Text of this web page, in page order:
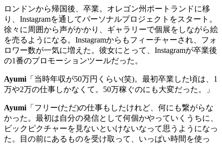
ロンドンから帰国後、卒業。オレゴン州ポートランドに移
り、 Instagramを通してパーソナルプロジェクトをスタート。
徐々に周囲から声がかかり、ギャラリーで個展をしながら絵
を売るようになる。 Instagramからもフィーチャーされ、フォ
ロワー数が一気に増えた。彼女にとって、 Instagramが卒業後
の1番のプロモーションツールだった。
Ayumi 「当時年収が50万円くらい(笑)。最初卒業した頃は、 1
万や2万の仕事しかなくて。 50万稼ぐのにも大変だった。」
Ayumi 「フリー(ただ)の仕事もしたけれど、何にも繋がらな
かった。最初は自分の発信として何個かやっていくうちに、
ビックピクチャーを見ないといけないなって思うようになっ
た。目の前にあるものを受け取って、いっぱい時間を使っ